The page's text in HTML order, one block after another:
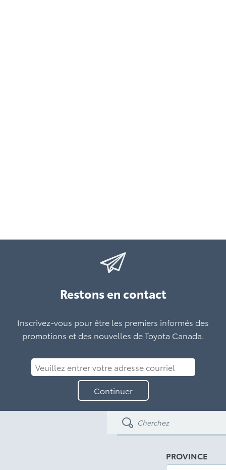
Restons en contact
Inscrivez-vous pour être les premiers informés des
promotions et des nouvelles de Toyota Canada.
Veuillez
entrer
votre
adresse
courriel
Continuer
PROVINCE